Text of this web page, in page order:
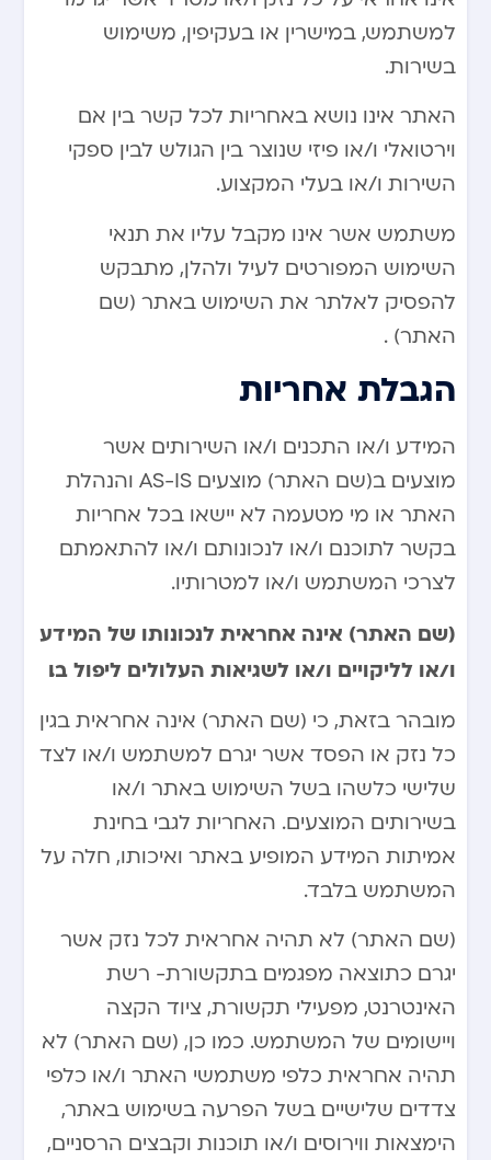
למשתמש, במישרין או בעקיפין, משימוש
בשירות.
האתר אינו נושא באחריות לכל קשר בין אם
וירטואלי ו/או פיזי שנוצר בין הגולש לבין ספקי
השירות ו/או בעלי המקצוע.
משתמש אשר אינו מקבל עליו את תנאי
השימוש המפורטים לעיל ולהלן, מתבקש
להפסיק לאלתר את השימוש באתר (שם
האתר) .
הגבלת אחריות
המידע ו/או התכנים ו/או השירותים אשר
מוצעים ב(שם האתר) מוצעים AS-IS והנהלת
האתר או מי מטעמה לא יישאו בכל אחריות
בקשר לתוכנם ו/או לנכונותם ו/או להתאמתם
לצרכי המשתמש ו/או למטרותיו.
(שם האתר) אינה אחראית לנכונותו של המידע
ו/או לליקויים ו/או לשגיאות העלולים ליפול בו.
מובהר בזאת, כי (שם האתר) אינה אחראית בגין
כל נזק או הפסד אשר יגרם למשתמש ו/או לצד
שלישי כלשהו בשל השימוש באתר ו/או
בשירותים המוצעים. האחריות לגבי בחינת
אמיתות המידע המופיע באתר ואיכותו, חלה על
המשתמש בלבד.
(שם האתר) לא תהיה אחראית לכל נזק אשר
יגרם כתוצאה מפגמים בתקשורת- רשת
האינטרנט, מפעילי תקשורת, ציוד הקצה
ויישומים של המשתמש. כמו כן, (שם האתר) לא
תהיה אחראית כלפי משתמשי האתר ו/או כלפי
צדדים שלישיים בשל הפרעה בשימוש באתר,
הימצאות ווירוסים ו/או תוכנות וקבצים הרסניים,